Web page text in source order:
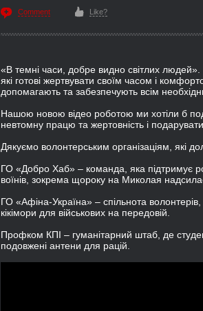
Comment Like?
«В темні часи, добре видно світлих людей».
які готові жертвувати своїм часом і
допомагають та забезпечують всім
Нашою новою відео роботою ми хотіли б
невтомну працю та жертовність і
Дякуємо волонтерським організаціям, які
ГО «Добро Хаб» – команда, яка підтримує
воїнів, зокрема щороку на Миколая
ГО «Афіна-Україна» – спільнота волонтерів,
кікімори для військових на передовій.
Профком КПІ – гуманітарний штаб, де
подовжені антени для рацій.